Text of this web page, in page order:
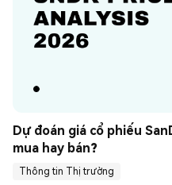
Dự đoán giá cổ phiếu
mua hay bán?
Thông tin Thị trường